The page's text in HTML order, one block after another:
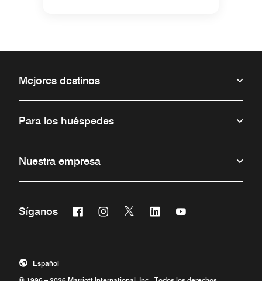
Mejores destinos
Para los huéspedes
Nuestra empresa
Síganos Facebook
Abre una ventana nueva
Instagram
Abre una ventana nueva
Twitter
Abre una ventana nueva
Linkedin
Abre una ventana nueva
Abre una ventana
Español